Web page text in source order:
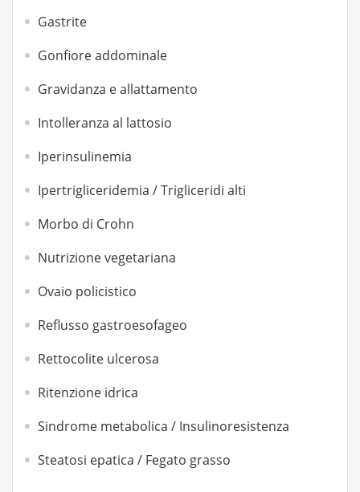
Gastrite
Gonfiore addominale
Gravidanza e allattamento
Intolleranza al lattosio
Iperinsulinemia
Ipertrigliceridemia / Trigliceridi alti
Morbo di Crohn
Nutrizione vegetariana
Ovaio policistico
Reflusso gastroesofageo
Rettocolite ulcerosa
Ritenzione idrica
Sindrome metabolica / Insulinoresistenza
Steatosi epatica / Fegato grasso